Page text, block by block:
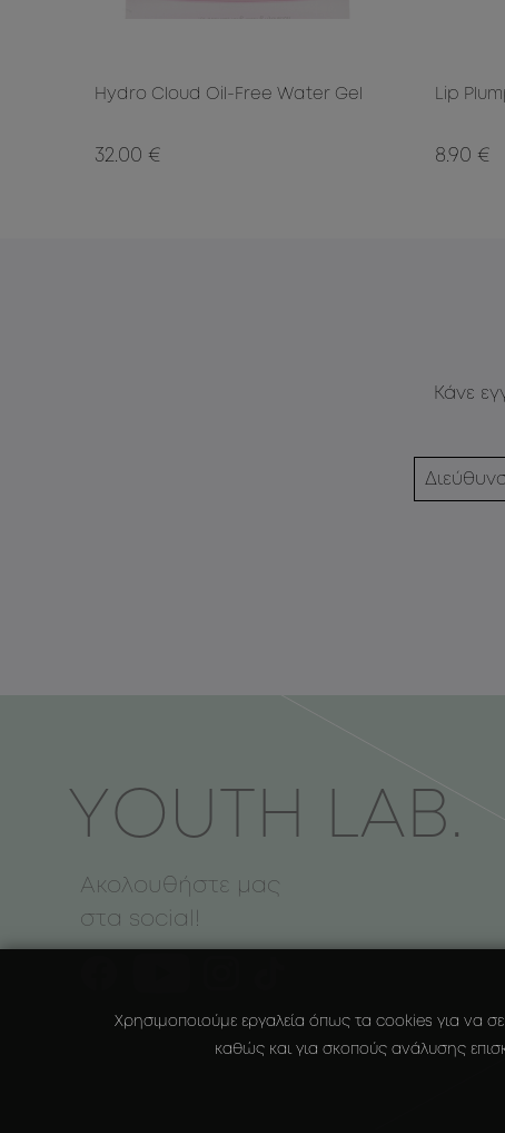
Hydro Cloud Oil-Free Water Gel
32.00 €
Lip
8.90 €
Κάνε
ΥOUTH LAB.
Ακολουθήστε μας
στα social!
Χρησιμοποιούμε εργαλεία όπως τα cookies για να
καθώς και για σκοπούς ανάλυσης